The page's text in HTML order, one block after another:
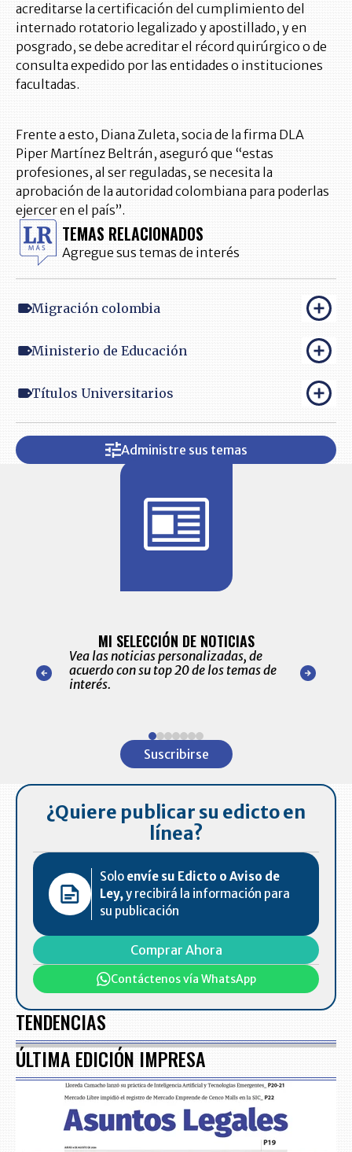
acreditarse la certificación del cumplimiento del
internado rotatorio legalizado y apostillado, y en
posgrado, se debe acreditar el récord quirúrgico o de
consulta expedido por las entidades o instituciones
facultadas.
Frente a esto, Diana Zuleta, socia de la firma DLA
Piper Martínez Beltrán, aseguró que “estas
profesiones, al ser reguladas, se necesita la
aprobación de la autoridad colombiana para poderlas
ejercer en el país”.
TEMAS RELACIONADOS
Agregue sus temas de interés
Migración colombia
Ministerio de Educación
Títulos Universitarios
Administre sus temas
nuestro
para
MI SELECCIÓN DE NOTICIAS
Vea las noticias personalizadas, de
acuerdo con su top 20 de los temas de
interés.
de las
Suscribirse
¿Quiere publicar su edicto en
línea?
Solo envíe su Edicto o Aviso de
Ley,y recibirá la información para
su publicación
Comprar Ahora
Contáctenos vía WhatsApp
TENDENCIAS
ÚLTIMA EDICIÓN IMPRESA